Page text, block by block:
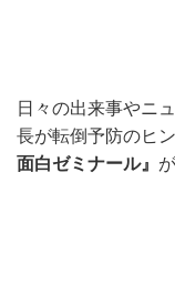
日々の出来事やニ
長が転倒予防のヒ
面白ゼミナール』